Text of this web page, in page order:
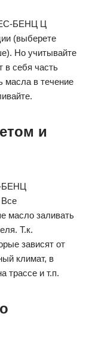
БЕНЦ Ц
(выберете
Но учитывайте
в себя часть
масла в течение
и
БЕНЦ
Все
масло заливать
Т.к.
зависят от
климат, в
трассе и т.п.